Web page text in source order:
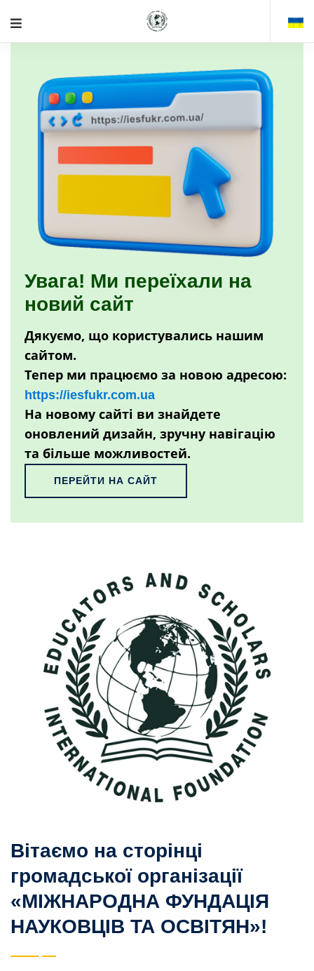
Увага! Ми переїхали на
новий сайт
Дякуємо, що користувались нашим
сайтом.
Тепер ми працюємо за новою адресою:
https://iesfukr.com.ua
На новому сайті ви знайдете
оновлений дизайн, зручну навігацію
та більше можливостей.
ПЕРЕЙТИ НА САЙТ
Вітаємо на сторінці
громадської організації
«МІЖНАРОДНА ФУНДАЦІЯ
НАУКОВЦІВ ТА ОСВІТЯН»!